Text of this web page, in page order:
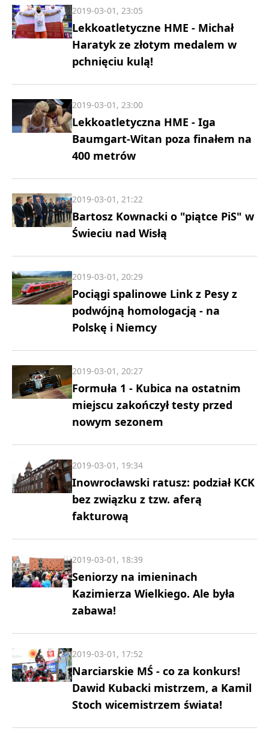
Lekkoatletyczne HME - Michał
Haratyk ze złotym medalem w
pchnięciu kulą!
2019-03-01, 23:05
Lekkoatletyczna HME - Iga
Baumgart-Witan poza finałem na
400 metrów
2019-03-01, 23:00
Bartosz Kownacki o "piątce PiS" w
Świeciu nad Wisłą
2019-03-01, 21:22
Pociągi spalinowe Link z Pesy z
podwójną homologacją - na
Polskę i Niemcy
2019-03-01, 20:29
Formuła 1 - Kubica na ostatnim
miejscu zakończył testy przed
nowym sezonem
2019-03-01, 20:27
Inowrocławski ratusz: podział KCK
bez związku z tzw. aferą
fakturową
2019-03-01, 19:34
Seniorzy na imieninach
Kazimierza Wielkiego. Ale była
zabawa!
2019-03-01, 18:39
Narciarskie MŚ - co za konkurs!
Dawid Kubacki mistrzem, a Kamil
Stoch wicemistrzem świata!
2019-03-01, 17:52